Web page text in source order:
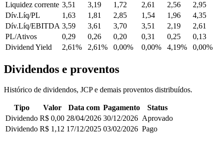
Liquidez corrente 3,51 3,19 1,72 2,61 2,56
2,95
Dív.Líq/PL
1,63 1,81 2,85 1,54 1,96
4,35
Dív.Líq/EBITDA 3,59 3,61 3,70 3,51 2,19
2,61
PL/Ativos
0,29 0,26 0,20 0,31 0,25
0,13
Dividend Yield
2,61% 2,61% 0,00% 0,00% 4,19% 0,00%
Dividendos e proventos
Histórico de dividendos, JCP e demais proventos distribuídos.
Tipo Valor Data com Pagamento
Status
Dividendo R$ 0,00 28/04/2026 30/12/2026 Aprovado
Dividendo R$ 1,12 17/12/2025 03/02/2026 Pago